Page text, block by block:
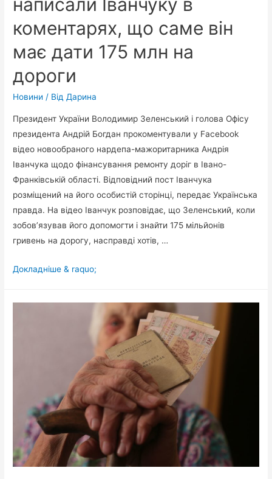
написали Іванчуку в
коментарях, що саме він
має дати 175 млн на
дороги
Новини / ВідДарина
Президент України Володимир Зеленський і голова Офісу
президента Андрій Богдан прокоментували у Facebook
відео новообраного нардепа-мажоритарника Андрія
Іванчука щодо фінансування ремонту доріг в Івано-
Франківській області. Відповідний пост Іванчука
розміщений на його особистій сторінці, передає Українська
правда. На відео Іванчук розповідає, що Зеленський, коли
зобов’язував його допомогти і знайти 175 мільйонів
гривень на дорогу, насправді хотів, …
Зеленський
дати
175
млн
Докладніше & raquo;